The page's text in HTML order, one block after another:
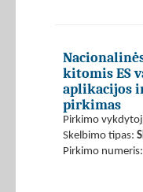
kitomis ES
aplikacijos
pirkimas
Pirkimo
Skelbimo tipas:
Pirkimo numeris: